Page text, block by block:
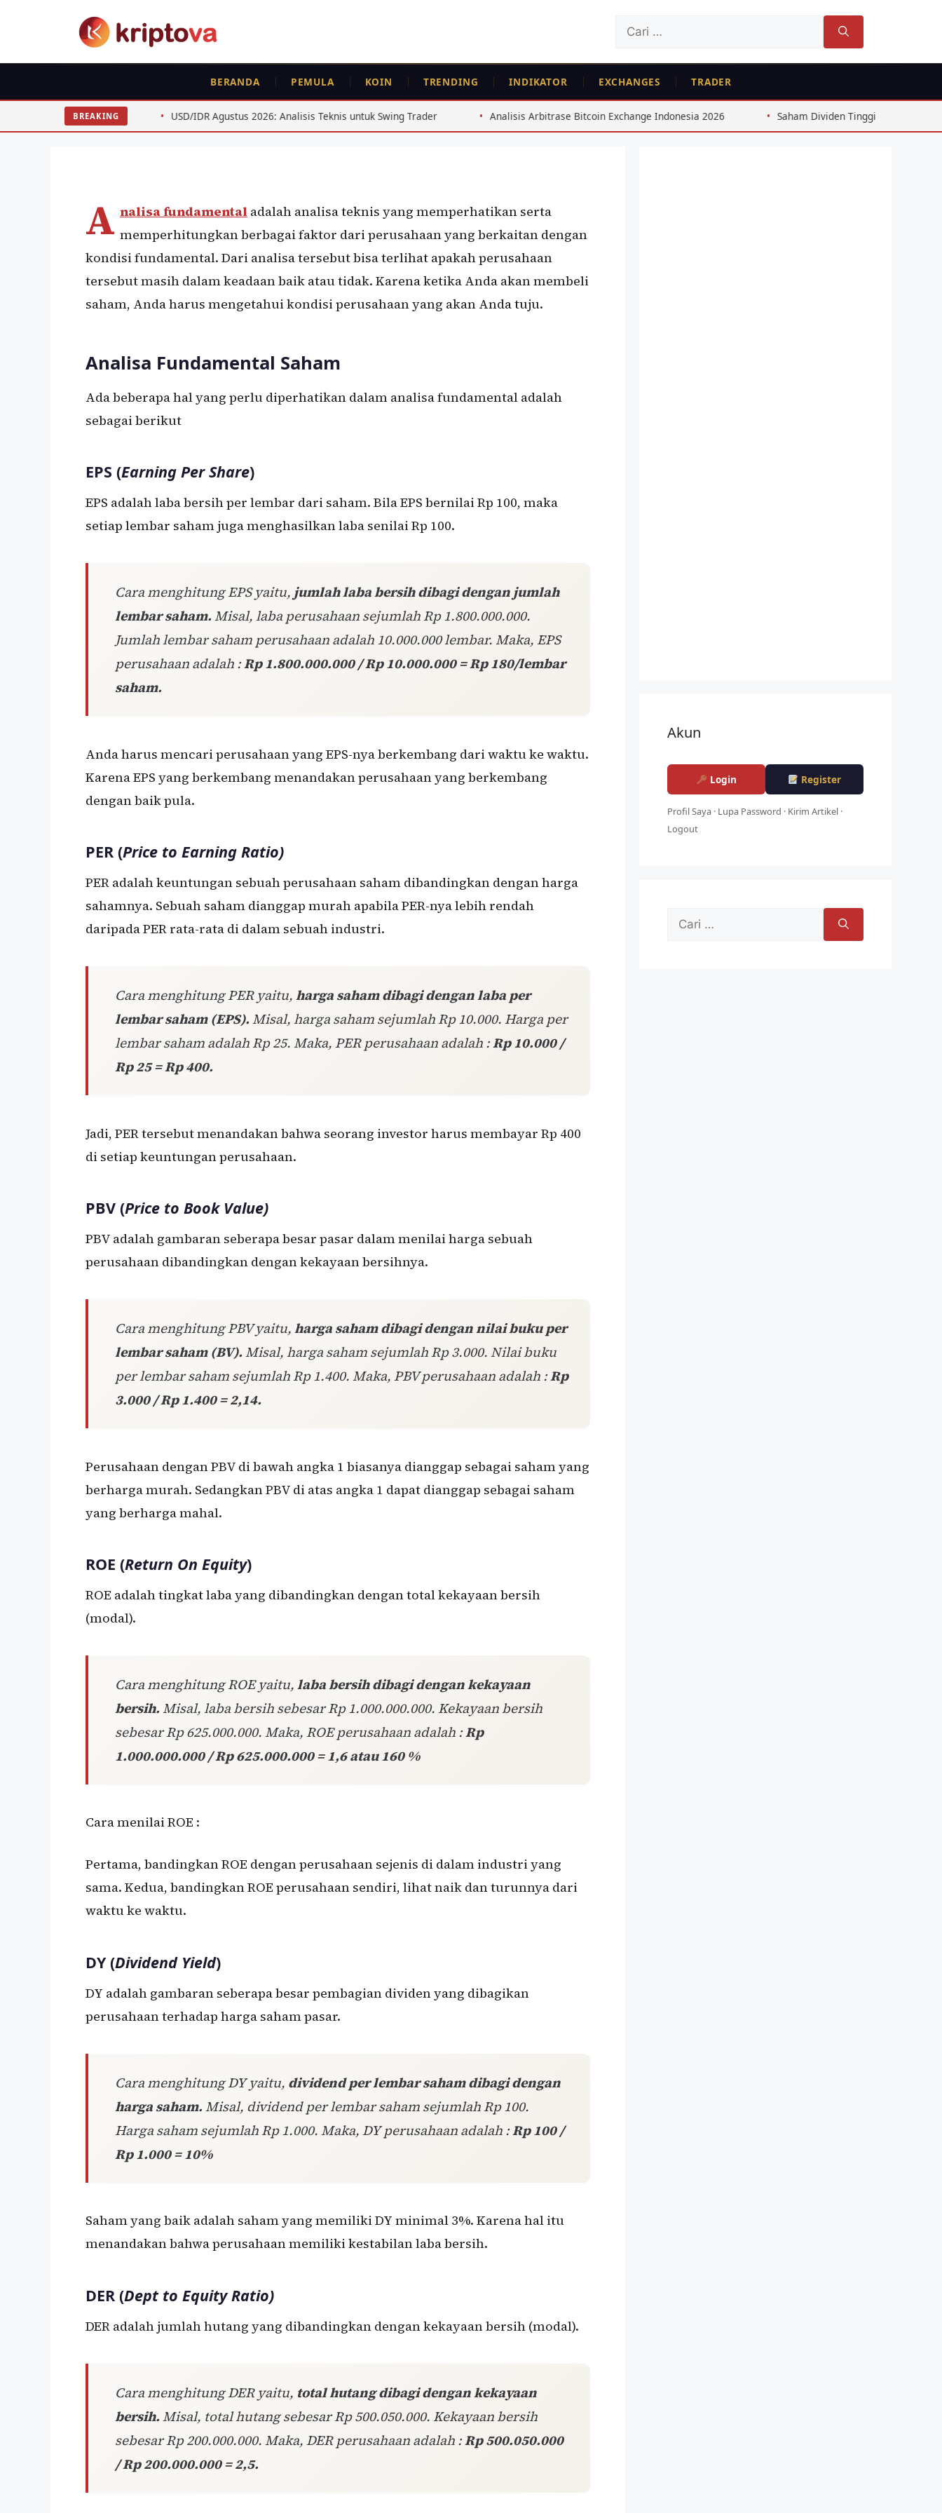
Cari
BERANDA PEMULA KOIN TRENDING INDIKATOR EXCHANGES TRADER
BREAKING
USD/IDR Agustus 2026: Analisis Teknis untuk Swing Trader Analisis Arbitrase Bitcoin Exchange Indonesia 2026 Saham Dividen Tinggi Indonesia: Strategi 8%+ dari
ANALISA FUNDAMENTAL RUJUKAN PEMULA
Analisa Fundamental Alat Utama Bagi
Investor
A nalisa fundamental adalah analisa teknis yang memperhatikan serta
memperhitungkan berbagai faktor dari perusahaan yang berkaitan dengan
kondisi fundamental. Dari analisa tersebut bisa terlihat apakah perusahaan
tersebut masih dalam keadaan baik atau tidak. Karena ketika Anda akan membeli
saham, Anda harus mengetahui kondisi perusahaan yang akan Anda tuju.
Analisa Fundamental Saham
Ada beberapa hal yang perlu diperhatikan dalam analisa fundamental adalah
sebagai berikut
EPS (Earning Per Share)
EPS adalah laba bersih per lembar dari saham. Bila EPS bernilai Rp 100, maka
setiap lembar saham juga menghasilkan laba senilai Rp 100.
Cara menghitung EPS yaitu, jumlah laba bersih dibagi dengan jumlah
lembar saham.Misal, laba perusahaan sejumlah Rp 1.800.000.000.
Jumlah lembar saham perusahaan adalah 10.000.000 lembar. Maka, EPS
perusahaan adalah :Rp 1.800.000.000 / Rp 10.000.000 = Rp 180/lembar
saham.
Anda harus mencari perusahaan yang EPS-nya berkembang dari waktu ke waktu.
Karena EPS yang berkembang menandakan perusahaan yang berkembang
dengan baik pula.
PER (Price to Earning Ratio)
PER adalah keuntungan sebuah perusahaan saham dibandingkan dengan harga
sahamnya. Sebuah saham dianggap murah apabila PER-nya lebih rendah
daripada PER rata-rata di dalam sebuah industri.
Cara menghitung PER yaitu,harga saham dibagi dengan laba per
lembar saham (EPS).Misal, harga saham sejumlah Rp 10.000. Harga per
lembar saham adalah Rp 25. Maka, PER perusahaan adalah :Rp 10.000 /
Rp 25 = Rp 400.
Jadi, PER tersebut menandakan bahwa seorang investor harus membayar Rp 400
di setiap keuntungan perusahaan.
PBV (Price to Book Value)
PBV adalah gambaran seberapa besar pasar dalam menilai harga sebuah
perusahaan dibandingkan dengan kekayaan bersihnya.
Cara menghitung PBV yaitu,harga saham dibagi dengan nilai buku per
lembar saham (BV).Misal, harga saham sejumlah Rp 3.000. Nilai buku
per lembar saham sejumlah Rp 1.400. Maka, PBV perusahaan adalah :Rp
3.000 / Rp 1.400 = 2,14.
Perusahaan dengan PBV di bawah angka 1 biasanya dianggap sebagai saham yang
berharga murah. Sedangkan PBV di atas angka 1 dapat dianggap sebagai saham
yang berharga mahal.
ROE (Return On Equity)
ROE adalah tingkat laba yang dibandingkan dengan total kekayaan bersih
(modal).
Cara menghitung ROE yaitu,laba bersih dibagi dengan kekayaan
bersih.Misal, laba bersih sebesar Rp 1.000.000.000. Kekayaan bersih
sebesar Rp 625.000.000. Maka, ROE perusahaan adalah :Rp
1.000.000.000 / Rp 625.000.000 = 1,6 atau 160 %
Cara menilai ROE :
Pertama, bandingkan ROE dengan perusahaan sejenis di dalam industri yang
sama. Kedua, bandingkan ROE perusahaan sendiri, lihat naik dan turunnya dari
waktu ke waktu.
DY (Dividend Yield)
DY adalah gambaran seberapa besar pembagian dividen yang dibagikan
perusahaan terhadap harga saham pasar.
Cara menghitung DY yaitu, dividend per lembar saham dibagi dengan
harga saham.Misal, dividend per lembar saham sejumlah Rp 100.
Harga saham sejumlah Rp 1.000. Maka, DY perusahaan adalah :Rp 100 /
Rp 1.000 = 10%
Saham yang baik adalah saham yang memiliki DY minimal 3%. Karena hal itu
menandakan bahwa perusahaan memiliki kestabilan laba bersih.
DER (Dept to Equity Ratio)
DER adalah jumlah hutang yang dibandingkan dengan kekayaan bersih (modal).
Cara menghitung DER yaitu, total hutang dibagi dengan kekayaan
bersih.Misal, total hutang sebesar Rp 500.050.000. Kekayaan bersih
sebesar Rp 200.000.000. Maka, DER perusahaan adalah :Rp 500.050.000
/ Rp 200.000.000 = 2,5.
Akun
Login Register
Profil Saya · Lupa Password · Kirim Artikel ·
Logout
Cari